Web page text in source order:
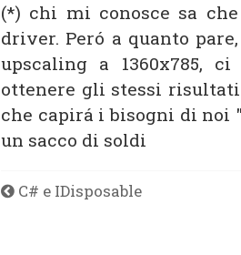
(*) chi mi conosce sa
driver. Peró a quanto
upscaling a 1360x785,
ottenere gli stessi
che capirá i bisogni di noi
un sacco di soldi
C# e IDisposable